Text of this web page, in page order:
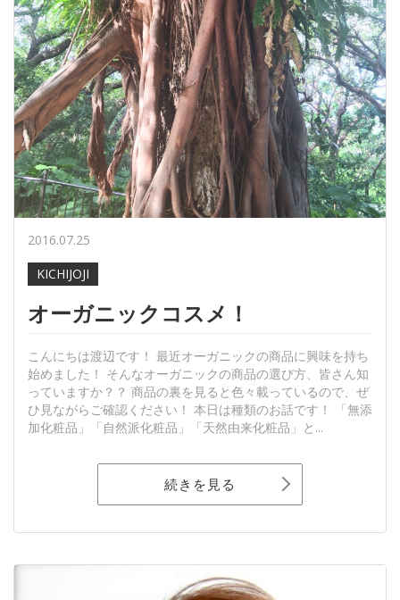
2016.07.25
KICHIJOJI
オーガニックコスメ！
こんにちは渡辺です！ 最近オーガニックの商品に興味を持ち
始めました！ そんなオーガニックの商品の選び方、皆さん知
っていますか？？ 商品の裏を見ると色々載っているので、ぜ
ひ見ながらご確認ください！ 本日は種類のお話です！ 「無添
加化粧品」「自然派化粧品」「天然由来化粧品」と...
続きを見る